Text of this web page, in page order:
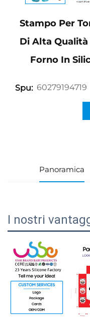
Stampo Per
Di Alta
Forno In
Spu: 60279194719
Panoramica
I nostri